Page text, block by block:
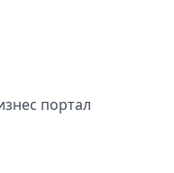
портал